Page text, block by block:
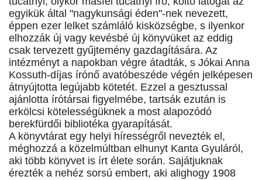
egyikük által "nagykunsági éden"-nek nevezett,
éppen ezer lelket számláló kisközségbe, s ilyenkor
elhozzák új vagy kevésbé új könyvüket az eddig
csak tervezett gyűjtemény gazdagítására. Az
intézményt a napokban végre átadták, s Jókai Anna
Kossuth-díjas írónő avatóbeszéde végén jelképesen
átnyújtotta legújabb kötetét. Ezzel a gesztussal
ajánlotta írótársai figyelmébe, tartsák ezután is
erkölcsi kötelességüknek a most alapozódó
berekfürdői bibliotéka gyarapítását.
A könyvtárat egy helyi hírességről nevezték el,
méghozzá a közelmúltban elhunyt Kanta Gyuláról,
aki több könyvet is írt élete során. Sajátjuknak
érezték a nehéz sorsú embert, aki alighogy 1908